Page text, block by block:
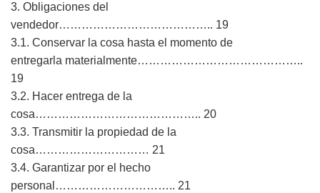
3. Obligaciones del
vendedor………………………………….. 19
3.1. Conservar la cosa hasta el momento de
entregarla materialmente……………………………………..
19
3.2. Hacer entrega de la
cosa…………………………………….. 20
3.3. Transmitir la propiedad de la
cosa………………………… 21
3.4. Garantizar por el hecho
personal………………………….. 21